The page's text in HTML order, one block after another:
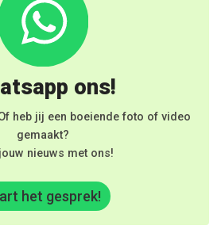
ons!
heb jij een boeiende foto of video
gemaakt?
nieuws met ons!
het gesprek!